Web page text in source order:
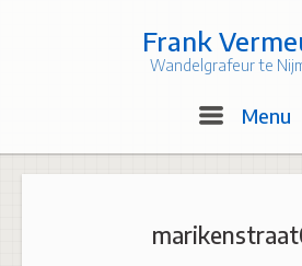
Frank
Wandelgrafeur te
Menu